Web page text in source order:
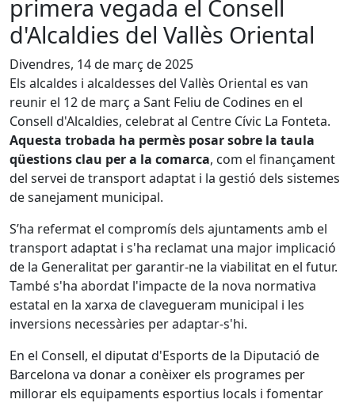
primera vegada el Consell
d'Alcaldies del Vallès Oriental
Divendres, 14 de març de 2025
Els alcaldes i alcaldesses del Vallès Oriental es van
reunir el 12 de març a Sant Feliu de Codines en el
Consell d'Alcaldies, celebrat al Centre Cívic La Fonteta.
Aquesta trobada ha permès posar sobre la taula
qüestions clau per a la comarca, com el finançament
del servei de transport adaptat i la gestió dels sistemes
de sanejament municipal.
S’ha refermat el compromís dels ajuntaments amb el
transport adaptat i s'ha reclamat una major implicació
de la Generalitat per garantir-ne la viabilitat en el futur.
També s'ha abordat l'impacte de la nova normativa
estatal en la xarxa de clavegueram municipal i les
inversions necessàries per adaptar-s'hi.
En el Consell, el diputat d'Esports de la Diputació de
Barcelona va donar a conèixer els programes per
millorar els equipaments esportius locals i fomentar